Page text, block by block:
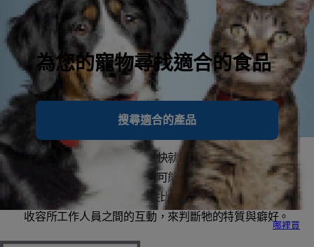
為您的寵物尋找適合的食品
搜尋適合的產品
哪裡買
如果你領養的是成貓，牠很快就會展現牠的真性情讓你
知道。幼貓小時候的個性則可能在成年後大變 (不盡然
都是變好！)由於成貓的個性比較穩定，你可透過牠與
收容所工作人員之間的互動，來判斷牠的特質與癖好。